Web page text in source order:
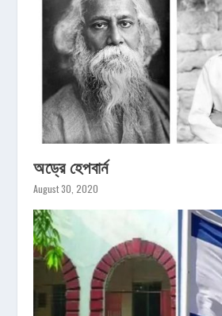
অড্রে হেপবার্ন
August 30, 2020